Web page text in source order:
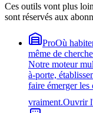
Ces outils vont plus
sont réservés aux
ProOù
même de
Notre moteur
à-porte,
faire émerger
vraiment.Ouvrir